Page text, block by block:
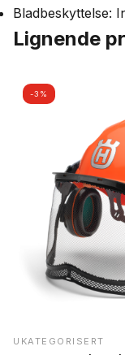
Bladbeskyttelse:
Lignende
-3%
UKATEGORISERT